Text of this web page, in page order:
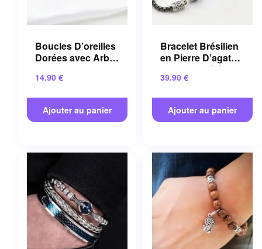
Boucles D’oreilles
Dorées avec Arbre
de Zinc
14.90 €
Ajouter au panier
Bracelet Brésilien
en Pierre D’agate
Aux Propriétés
Apaisantes
39.90 €
Ajouter au panier